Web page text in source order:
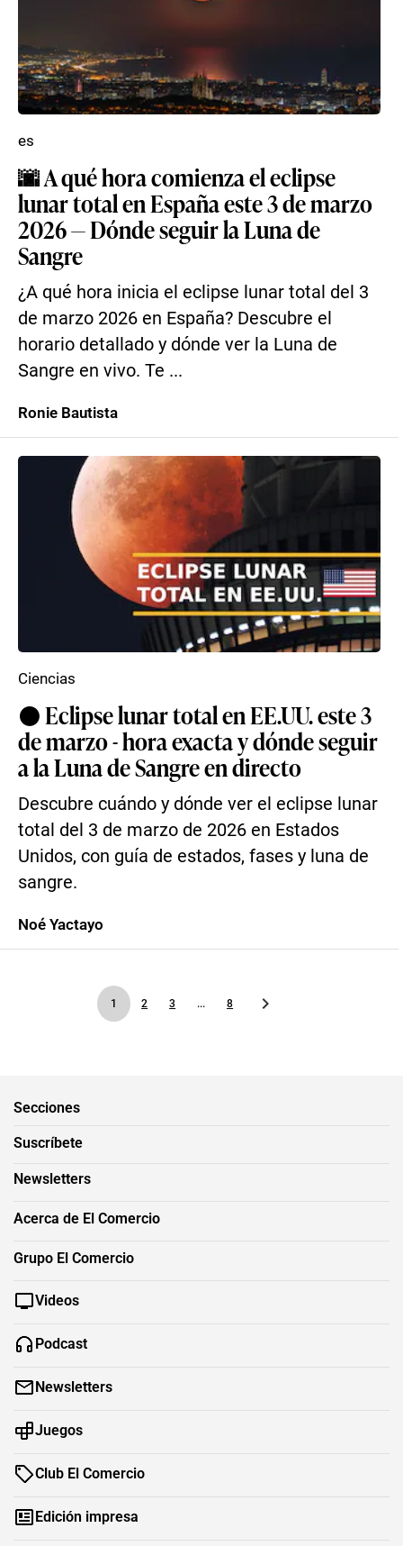
🌆 A qué hora comienza el eclipse
lunar total en España este 3 de marzo
2026 — Dónde seguir la Luna de
Sangre
¿A qué hora inicia el eclipse lunar total del 3
de marzo 2026 en España? Descubre el
horario detallado y dónde ver la Luna de
Sangre en vivo. Te ...
es
Ronie Bautista
⚫ Eclipse lunar total en EE.UU. este 3
de marzo - hora exacta y dónde seguir
a la Luna de Sangre en directo
Descubre cuándo y dónde ver el eclipse lunar
total del 3 de marzo de 2026 en Estados
Unidos, con guía de estados, fases y luna de
sangre.
Ciencias
Noé Yactayo
1 2 3 ... 8
Secciones
Suscríbete
Newsletters
Acerca de El Comercio
Grupo El Comercio
Videos
Podcast
Newsletters
Juegos
Club El Comercio
Edición impresa